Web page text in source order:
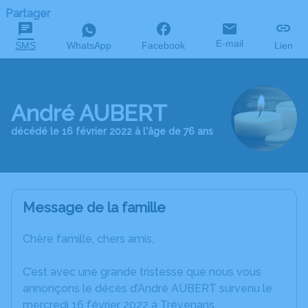
Partager
SMS WhatsApp Facebook E-mail Lien
André AUBERT
décédé le 16 février 2022 à l'âge de 76 ans
Message de la famille
Chère famille, chers amis,
C’est avec une grande tristesse que nous vous
annonçons le décès d’André AUBERT survenu le
mercredi 16 février 2022 à Trévenans.